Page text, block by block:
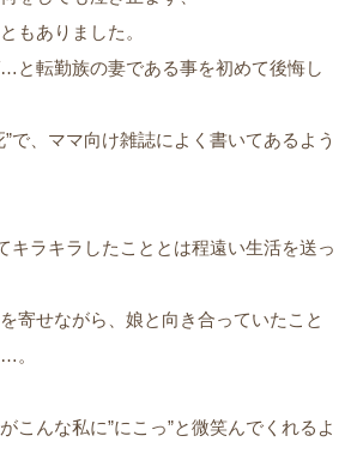
もありました。
と転勤族の妻である事を初めて後悔し
”で、ママ向け雑誌によく書いてあるよう
キラキラしたこととは程遠い生活を送っ
寄せながら、娘と向き合っていたこと
。
こんな私に”にこっ”と微笑んでくれるよ